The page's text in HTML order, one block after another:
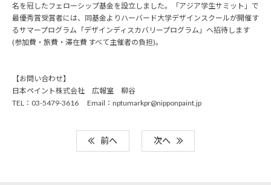
名を冠したフェローシップ基金を設立しました。「アジア学生サミット」で
最優秀賞受賞者には、同基金よりハーバード大学デザインスクールが開催す
るサマープログラム「デザインディスカバリープログラム」へ招待します
(参加費・旅費・滞在費 すべて主催者の負担)。
【お問い合わせ】
日本ペイント株式会社 広報室 柳谷
TEL：03-5479-3616 Email：nptumarkpr@nipponpaint.jp
前へ 次へ